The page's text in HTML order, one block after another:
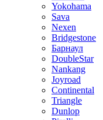
Yokohama
Sava
Nexen
Bridgestone
Барнаул
DoubleStar
Nankang
Joyroad
Continental
Triangle
Dunlop